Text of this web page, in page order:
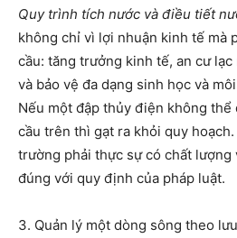
Quy trình tích nước và điều tiết
không chỉ vì lợi nhuận kinh tế mà
cầu: tăng trưởng kinh tế, an cư
và bảo vệ đa dạng sinh học và
Nếu một đập thủy điện không thể
cầu trên thì gạt ra khỏi quy
trường phải thực sự có chất lượng
đúng với quy định của pháp luật.
3. Quản lý một dòng sông theo